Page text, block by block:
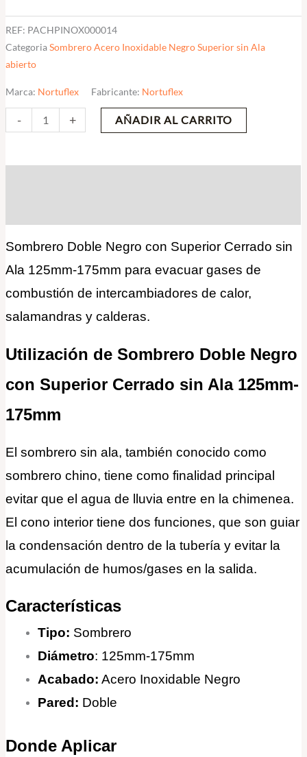
REF: PACHPINOX000014
CategoriaSombrero Acero Inoxidable Negro Superior sin Ala
abierto
Marca: Nortuflex Fabricante: Nortuflex
- + AÑADIR AL CARRITO
Sombrero Doble Negro con Superior Cerrado sin
Ala 125mm-175mm para evacuar gases de
combustión de intercambiadores de calor,
salamandras y calderas.
Utilización de Sombrero Doble Negro
con Superior Cerrado sin Ala 125mm-
175mm
El sombrero sin ala, también conocido como
sombrero chino, tiene como finalidad principal
evitar que el agua de lluvia entre en la chimenea.
El cono interior tiene dos funciones, que son guiar
la condensación dentro de la tubería y evitar la
acumulación de humos/gases en la salida.
Características
Tipo: Sombrero
Diámetro: 125mm-175mm
Acabado: Acero Inoxidable Negro
Pared: Doble
Donde Aplicar